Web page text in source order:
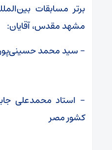
برتر مسابقات
مشهد مقدس، آقایان:
– سید محمد
– استاد محمدعلی
کشور مصر